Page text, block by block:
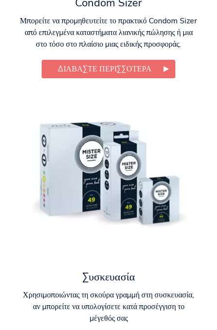
Condom Sizer
Μπορείτε να προμηθευτείτε το πρακτικό Condom Sizer
από επιλεγμένα καταστήματα λιανικής πώλησης ή μια
στο τόσο στο πλαίσιο μιας ειδικής προσφοράς.
ΔΙΑΒΆΣΤΕ ΠΕΡΙΣΣΌΤΕΡΑ
Συσκευασία
Χρησιμοποιώντας τη σκούρα γραμμή στη συσκευασία,
αν μπορείτε να υπολογίσετε κατά προσέγγιση το
μέγεθός σας